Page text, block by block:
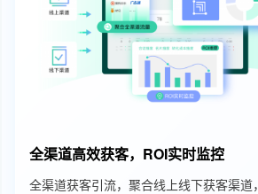
全渠道高效获客，ROI实时监控
全渠道获客引流，聚合线上线下获客渠道